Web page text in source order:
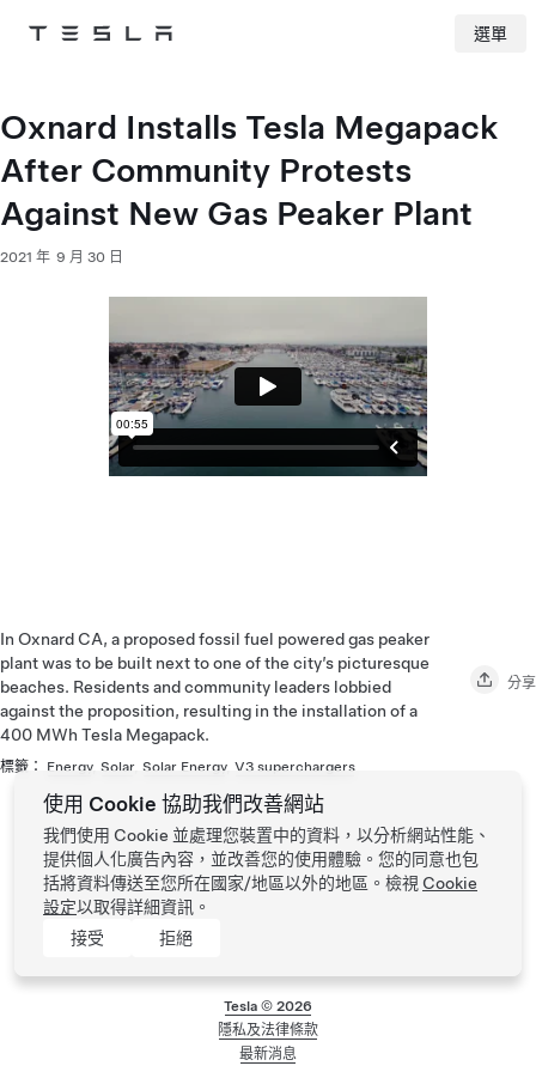
Tesla 選單
Oxnard Installs Tesla Megapack
After Community Protests
Against New Gas Peaker Plant
2021 年 9 月 30 日
In Oxnard CA, a proposed fossil fuel powered gas peaker
plant was to be built next to one of the city’s picturesque
beaches. Residents and community leaders lobbied
against the proposition, resulting in the installation of a
400 MWh Tesla Megapack.
分享
標籤： Energy, Solar, Solar Energy, V3 superchargers
頁尾功能表
Tesla © 2026
隱私及法律條款
最新消息
使用 Cookie 協助我們改善網站
我們使用 Cookie 並處理您裝置中的資料，以分析網站性能、
提供個人化廣告內容，並改善您的使用體驗。您的同意也包
括將資料傳送至您所在國家/地區以外的地區。檢視 Cookie
設定以取得詳細資訊。
接受
拒絕